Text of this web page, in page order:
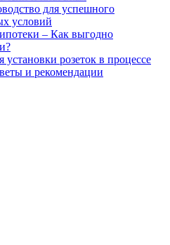
для успешного
условий
– Как выгодно
розеток в процессе
и рекомендации